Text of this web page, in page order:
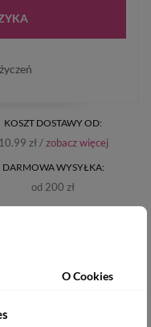
O Cookies
KOSZT DOSTAWY OD:
10.99 zł /zobacz więcej
DARMOWA WYSYŁKA:
od 200 zł